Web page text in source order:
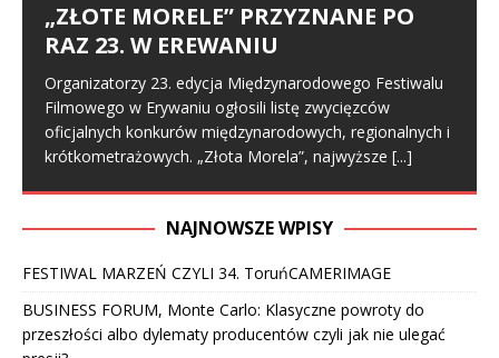
„ZŁOTE MORELE” PRZYZNANE PO
RAZ 23. W EREWANIU
Organizatorzy 23. edycja Międzynarodowego Festiwalu
Filmowego w Erywaniu ogłosili listę zwycięzców
oficjalnych konkurów międzynarodowych, regionalnych i
krótkometrażowych. „Złota Morela”, najwyższe [...]
NAJNOWSZE WPISY
FESTIWAL MARZEŃ CZYLI 34. ToruńCAMERIMAGE
BUSINESS FORUM, Monte Carlo: Klasyczne powroty do
przeszłości albo dylematy producentów czyli jak nie ulegać